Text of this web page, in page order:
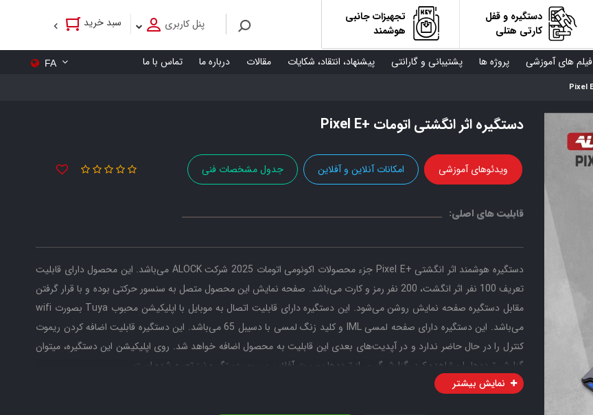
دستگیره و قفل
کارتی هتلی
تجهیزات جانبی
هوشمند
سبد خرید پنل کاربری
فیلم های آموزشی پروژه ها پشتیبانی و گارانتی پیشنهاد، انتقاد، شکایات مقالات درباره ما تماس با ما FA
دستگیره اثر انگشتی اتومات +Pixel E
ویدئوهای آموزشی امکانات آنلاین و آفلاین جدول مشخصات فنی
قابلیت های اصلی:
دستگیره هوشمند اثر انگشتی +Pixel E جزء محصولات اکونومی اتومات 2025 شرکت ALOCK می‌باشد. این محصول دارای قابلیت
تعریف 100 نفر اثر انگشت، 200 نفر رمز و کارت می‌باشد. صفحه نمایش این محصول متصل به سنسور حرکتی بوده و با قرار گرفتن
مقابل دستگیره صفحه نمایش روشن می‌شود. این دستگیره دارای قابلیت اتصال به موبایل با اپلیکیشن محبوب Tuya بصورت wifi
می‌باشد. این دستگیره دارای صفحه لمسی IML و کلید زنگ لمسی با دسیبل 65 می‌باشد. این دستگیره قابلیت اضافه کردن ریموت
کنترل را در حال حاضر ندارد و در آپدیت‌های بعدی این قابلیت به محصول اضافه خواهد شد. روی اپلیکیشن این دستگیره، میتوان
گزارش ترددها را مشاهده کرد. گزارش‌گیری از ترددها بصورت آفلاین بر روی دستگیره نیز تعبیه شده است.
یکی دیگر از قابلیت‌های این دستگیره قابلیت باز کردن با موبایل بصورت ریموتی می‌باشد. قفل شب‌بند تعبیه شده بر روی دستگیره
نمایش بیشتر